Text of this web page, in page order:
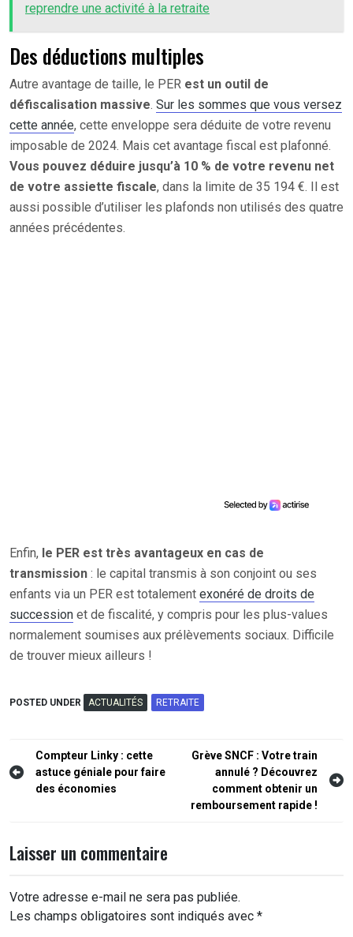
reprendre une activité à la retraite
Des déductions multiples
Autre avantage de taille, le PER est un outil de
défiscalisation massive. Sur les sommes que vous versez
cette année, cette enveloppe sera déduite de votre revenu
imposable de 2024. Mais cet avantage fiscal est plafonné.
Vous pouvez déduire jusqu’à 10 % de votre revenu net
de votre assiette fiscale, dans la limite de 35 194 €. Il est
aussi possible d’utiliser les plafonds non utilisés des quatre
années précédentes.
Enfin, le PER est très avantageux en cas de
transmission : le capital transmis à son conjoint ou ses
enfants via un PER est totalement exonéré de droits de
succession et de fiscalité, y compris pour les plus-values
normalement soumises aux prélèvements sociaux. Difficile
de trouver mieux ailleurs !
POSTED UNDER ACTUALITÉS RETRAITE
Navigation
de
Compteur Linky : cette
astuce géniale pour faire
des économies
Grève SNCF : Votre train
annulé ? Découvrez
comment obtenir un
remboursement rapide !
Laisser un commentaire
Votre adresse e-mail ne sera pas publiée.
Les champs obligatoires sont indiqués avec *